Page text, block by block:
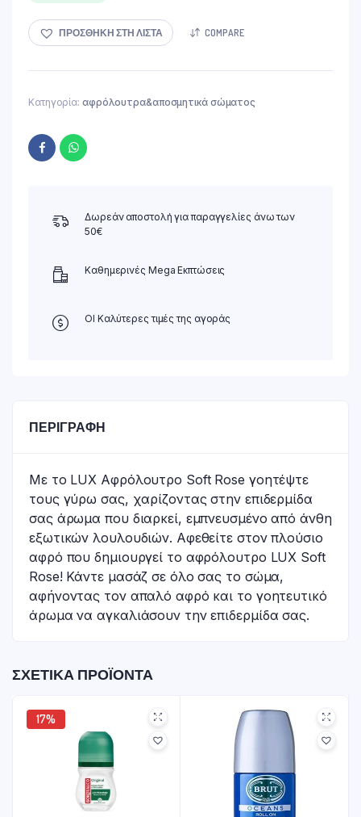
ΠΡΟΣΘΉΚΗ ΣΤΗ ΛΊΣΤΑ COMPARE
Κατηγορία: αφρόλουτρα&αποσμητικά σώματος
Δωρεάν αποστολή για παραγγελίες άνω των
50€
Καθημερινές Mega Εκπτώσεις
ΟΙ Καλύτερες τιμές της αγοράς
ΠΕΡΙΓΡΑΦΉ
Με το LUX Αφρόλουτρο Soft Rose γοητέψτε
τους γύρω σας, χαρίζοντας στην επιδερμίδα
σας άρωμα που διαρκεί, εμπνευσμένο από άνθη
εξωτικών λουλουδιών. Αφεθείτε στον πλούσιο
αφρό που δημιουργεί το αφρόλουτρο LUX Soft
Rose! Κάντε μασάζ σε όλο σας το σώμα,
αφήνοντας τον απαλό αφρό και το γοητευτικό
άρωμα να αγκαλιάσουν την επιδερμίδα σας.
ΣΧΕΤΙΚΆ ΠΡΟΪΌΝΤΑ
17%